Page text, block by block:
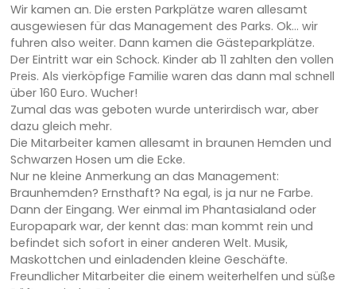
Wir kamen an. Die ersten Parkplätze waren allesamt
ausgewiesen für das Management des Parks. Ok… wir
fuhren also weiter. Dann kamen die Gästeparkplätze.
Der Eintritt war ein Schock. Kinder ab 11 zahlten den vollen
Preis. Als vierköpfige Familie waren das dann mal schnell
über 160 Euro. Wucher!
Zumal das was geboten wurde unterirdisch war, aber
dazu gleich mehr.
Die Mitarbeiter kamen allesamt in braunen Hemden und
Schwarzen Hosen um die Ecke.
Nur ne kleine Anmerkung an das Management:
Braunhemden? Ernsthaft? Na egal, is ja nur ne Farbe.
Dann der Eingang. Wer einmal im Phantasialand oder
Europapark war, der kennt das: man kommt rein und
befindet sich sofort in einer anderen Welt. Musik,
Maskottchen und einladenden kleine Geschäfte.
Freundlicher Mitarbeiter die einem weiterhelfen und süße